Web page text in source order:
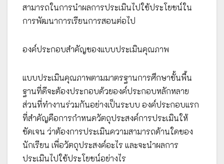
สามารถในการนำผลการประเมินไปใช้ประโยชน์ใน
การพัฒนาการเรียนการสอนต่อไป
องค์ประกอบสำคัญของแบบประเมินคุณภาพ
แบบประเมินคุณภาพตามมาตรฐานการศึกษาขั้นพื้น
ฐานที่ดีจะต้องประกอบด้วยองค์ประกอบหลักหลาย
ส่วนที่ทำงานร่วมกันอย่างเป็นระบบ องค์ประกอบแรก
ที่สำคัญคือการกำหนดวัตถุประสงค์การประเมินให้
ชัดเจน ว่าต้องการประเมินความสามารถด้านใดของ
นักเรียน เพื่อวัตถุประสงค์อะไร และจะนำผลการ
ประเมินไปใช้ประโยชน์อย่างไร